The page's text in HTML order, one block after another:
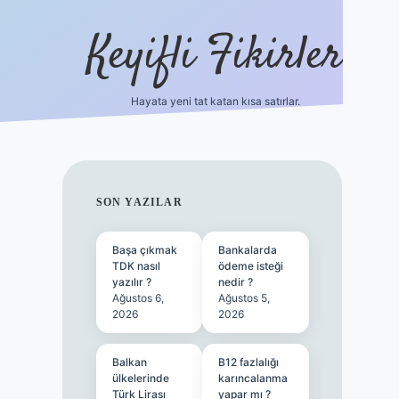
Keyifli Fikirler
Hayata yeni tat katan kısa satırlar.
SIDEBAR
SON YAZILAR
Başa çıkmak
TDK nasıl
yazılır ?
Ağustos 6,
2026
Bankalarda
ödeme isteği
nedir ?
Ağustos 5,
2026
Balkan
ülkelerinde
Türk Lirası
B12 fazlalığı
karıncalanma
yapar mı ?
vd casino